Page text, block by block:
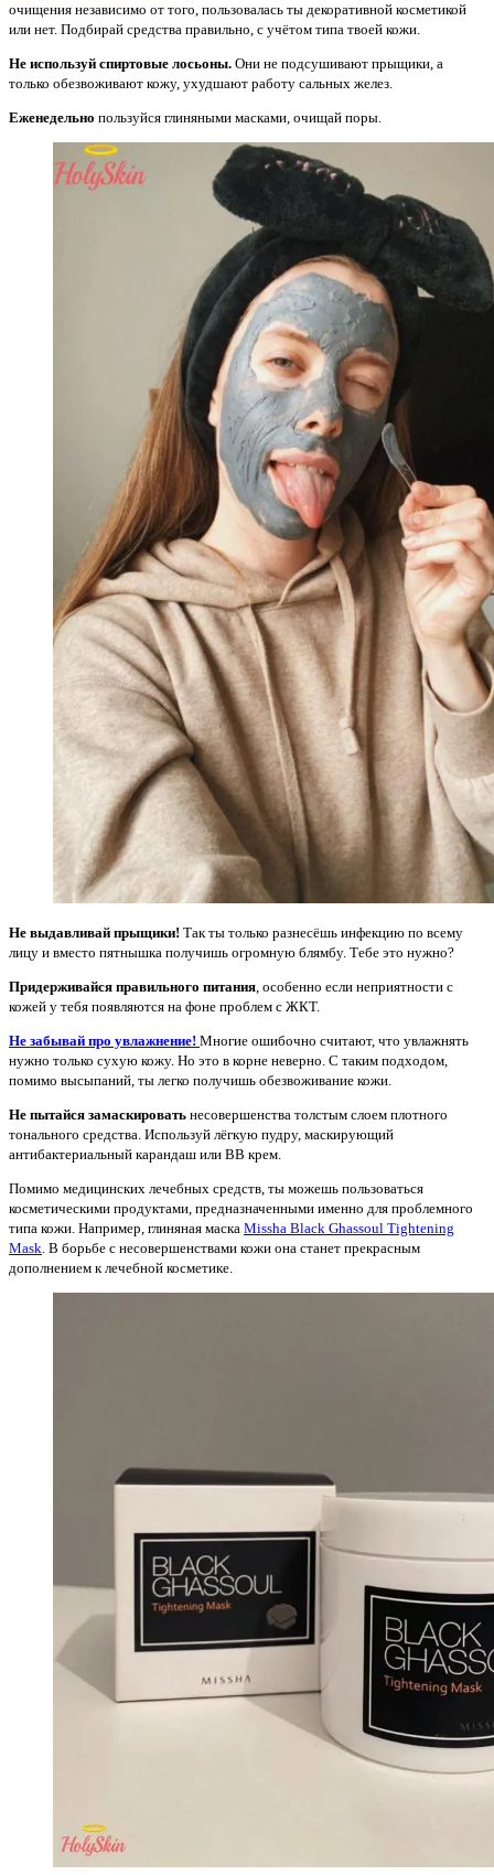
очищения независимо от того, пользовалась ты декоративной косметикой
или нет. Подбирай средства правильно, с учётом типа твоей кожи.
Не используй спиртовые лосьоны. Они не подсушивают прыщики, а
только обезвоживают кожу, ухудшают работу сальных желез.
Еженедельно пользуйся глиняными масками, очищай поры.
Не выдавливай прыщики! Так ты только разнесёшь инфекцию по всему
лицу и вместо пятнышка получишь огромную блямбу. Тебе это нужно?
Придерживайся правильного питания, особенно если неприятности с
кожей у тебя появляются на фоне проблем с ЖКТ.
Не забывай про увлажнение! Многие ошибочно считают, что увлажнять
нужно только сухую кожу. Но это в корне неверно. С таким подходом,
помимо высыпаний, ты легко получишь обезвоживание кожи.
Не пытайся замаскировать несовершенства толстым слоем плотного
тонального средства. Используй лёгкую пудру, маскирующий
антибактериальный карандаш или ВВ крем.
Помимо медицинских лечебных средств, ты можешь пользоваться
косметическими продуктами, предназначенными именно для проблемного
типа кожи. Например, глиняная маска Missha Black Ghassoul Tightening
Mask. В борьбе с несовершенствами кожи она станет прекрасным
дополнением к лечебной косметике.